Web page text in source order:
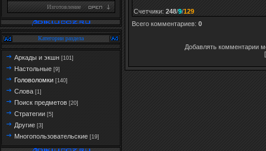
Изготовление
Категории раздела
Аркады и экшн [101]
Настольные [9]
Головоломки [140]
Слова [1]
Поиск предметов [20]
Стратегии [5]
Другие [3]
Многопользовательские [19]
Счетчики: 248/9/129
Всего комментариев: 0
Добавлять комментарии